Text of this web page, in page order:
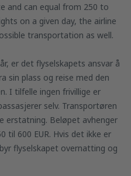
and can equal from 250 to
on a given day, the airline
transportation as well.
er det flyselskapets ansvar å
sin plass og reise med den
I tilfelle ingen frivillige er
selv. Transportøren
erstatning. Beløpet avhenger
til 600 EUR. Hvis det ikke er
flyselskapet overnatting og